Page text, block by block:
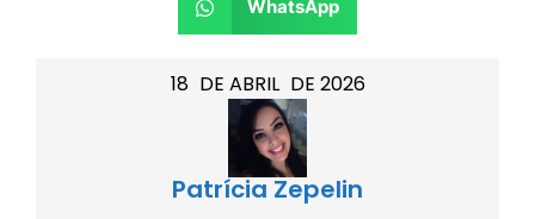
18 DE ABRIL DE 2026
Patrícia Zepelin
WhatsApp